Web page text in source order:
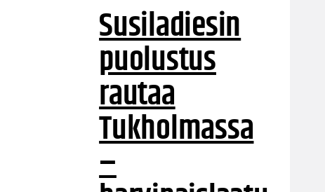
Susiladiesin
puolustus
rautaa
Tukholmassa
–